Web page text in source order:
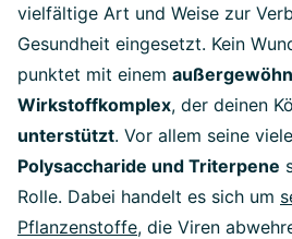
vielfältige Art und Weise zur
Gesundheit eingesetzt. Kein
punktet mit einem
Wirkstoffkomplex, der deinen
unterstützt. Vor allem seine
Polysaccharide und Triterpene
Rolle. Dabei handelt es sich um
Pflanzenstoffe, die Viren